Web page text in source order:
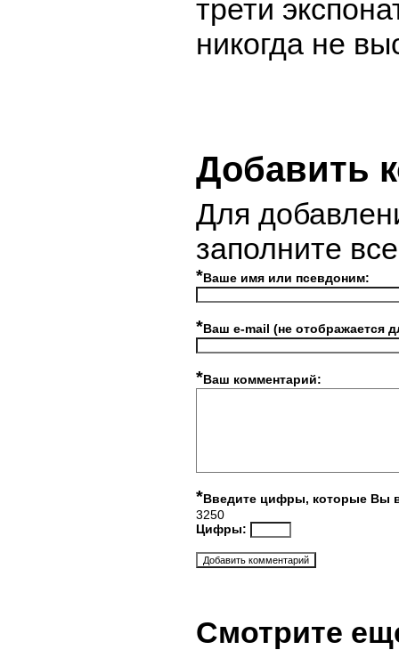
трети
никогда не
Добавить
Для
заполните
*Ваше имя или псевдоним:
*Ваш e-mail (не отображается
*Ваш комментарий:
*Введите цифры, которые Вы
3250
Цифры:
Смотрите